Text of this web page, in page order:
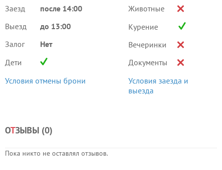
Заезд
после 14:00
Выезд
до 13:00
Залог
Нет
Дети
Условия отмены брони
Животные
Курение
Вечеринки
Документы
Условия заезда и
выезда
ОТЗЫВЫ (0)
Пока никто не оставлял отзывов.